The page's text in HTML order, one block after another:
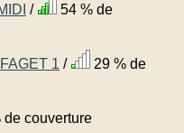
/
54 % de
1 /
29 % de
de couverture